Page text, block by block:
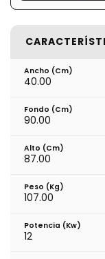
Ancho (cm)
40.00
Fondo (cm)
90.00
Alto (cm)
87.00
Peso (kg)
107.00
Potencia (Kw)
12